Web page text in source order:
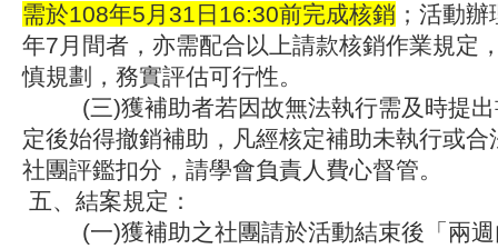
需於108年5月31日16:30前完成核銷 ；活動
年7月間者，亦需配合以上請款核銷作業規定
慎規劃，務實評估可行性。
(三)獲補助者若因故無法執行需及時提出
定後始得撤銷補助，凡經核定補助未執行或
社團評鑑扣分，請學會負責人費心督管。
五、結案規定：
(一)獲補助之社團請於活動結束後「兩週